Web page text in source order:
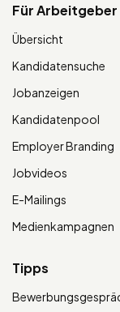
Für Arbeitgeber
Übersicht
Kandidatensuche
Jobanzeigen
Kandidatenpool
Employer Branding
Jobvideos
E-Mailings
Medienkampagnen
Tipps